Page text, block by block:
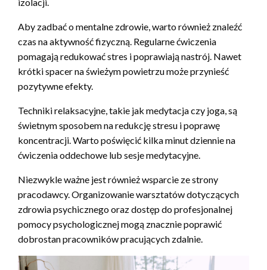
Aby zadbać o mentalne zdrowie, warto również znaleźć
czas na aktywność fizyczną. Regularne ćwiczenia
pomagają redukować stres i poprawiają nastrój. Nawet
krótki spacer na świeżym powietrzu może przynieść
pozytywne efekty.
Techniki relaksacyjne, takie jak medytacja czy joga, są
świetnym sposobem na redukcję stresu i poprawę
koncentracji. Warto poświęcić kilka minut dziennie na
ćwiczenia oddechowe lub sesje medytacyjne.
Niezwykle ważne jest również wsparcie ze strony
pracodawcy. Organizowanie warsztatów dotyczących
zdrowia psychicznego oraz dostęp do profesjonalnej
pomocy psychologicznej mogą znacznie poprawić
dobrostan pracowników pracujących zdalnie.